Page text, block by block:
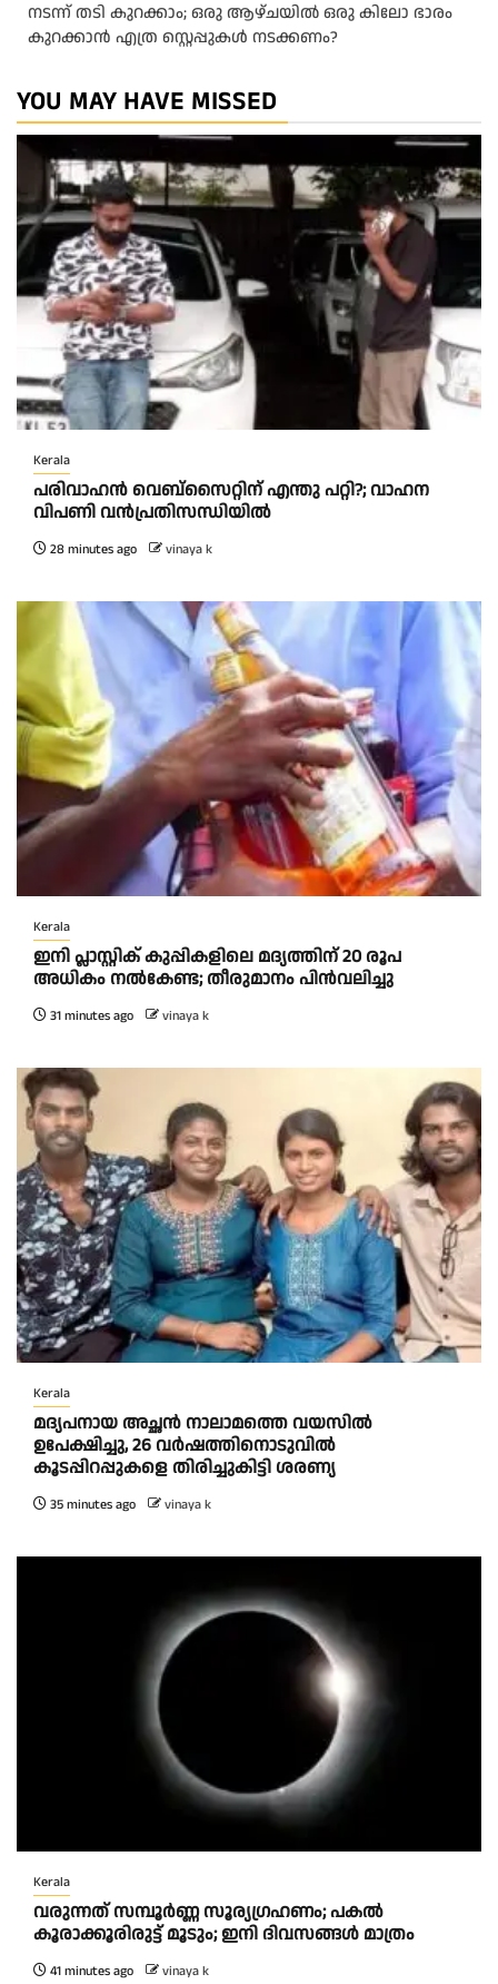
നടന്ന് തടി കുറക്കാം; ഒരു ആഴ്ചയിൽ ഒരു കിലോ ഭാരം
കുറക്കാൻ എത്ര സ്റ്റെപ്പുകൾ നടക്കണം?
YOU MAY HAVE MISSED
Kerala
പരിവാഹൻ വെബ്സൈറ്റിന് എന്തു പറ്റി?; വാഹന
വിപണി വന്‍പ്രതിസന്ധിയിൽ
28 minutes ago vinaya k
Kerala
ഇനി പ്ലാസ്റ്റിക് കുപ്പികളിലെ മദ്യത്തിന് 20 രൂപ
അധികം നല്‍കേണ്ട; തീരുമാനം പിന്‍വലിച്ചു
31 minutes ago vinaya k
Kerala
മദ്യപനായ അച്ഛൻ നാലാമത്തെ വയസിൽ
ഉപേക്ഷിച്ചു, 26 വർഷത്തിനൊടുവിൽ
കൂടപ്പിറപ്പുകളെ തിരിച്ചുകിട്ടി ശരണ്യ
35 minutes ago vinaya k
Kerala
വരുന്നത് സമ്പൂർണ്ണ സൂര്യഗ്രഹണം; പകല്‍
കൂരാക്കൂരിരുട്ട് മൂടും; ഇനി ദിവസങ്ങള്‍ മാത്രം
41 minutes ago vinaya k